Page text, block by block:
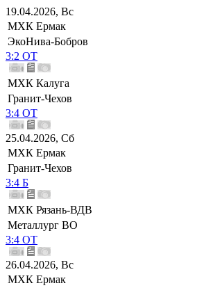
19.04.2026, Вс
МХК Ермак
ЭкоНива-Бобров
3:2 ОТ
МХК Калуга
Гранит-Чехов
3:4 ОТ
25.04.2026, Сб
МХК Ермак
Гранит-Чехов
3:4 Б
МХК Рязань-ВДВ
Металлург ВО
3:4 ОТ
26.04.2026, Вс
МХК Ермак